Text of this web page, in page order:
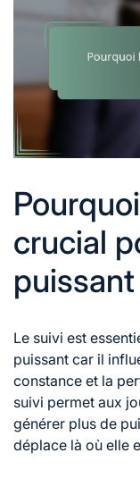
crucial
Le suivi est
puissant car il
constance et la
suivi permet aux
générer plus de
déplace là où elle